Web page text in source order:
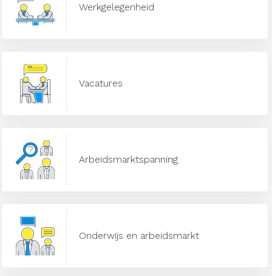
Werkgelegenheid
Vacatures
Arbeidsmarktspanning
Onderwijs en arbeidsmarkt